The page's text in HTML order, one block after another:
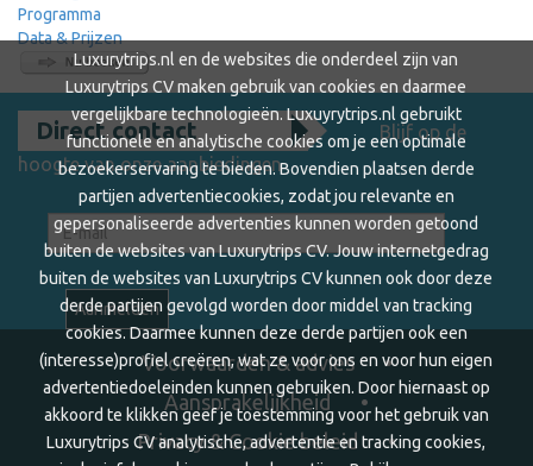
Luxurytrips.nl en de websites die onderdeel zijn van
Luxurytrips CV maken gebruik van cookies en daarmee
vergelijkbare technologieën. Luxuyrytrips.nl gebruikt
functionele en analytische cookies om je een optimale
bezoekerservaring te bieden. Bovendien plaatsen derde
partijen advertentiecookies, zodat jou relevante en
gepersonaliseerde advertenties kunnen worden getoond
buiten de websites van Luxurytrips CV. Jouw internetgedrag
buiten de websites van Luxurytrips CV kunnen ook door deze
derde partijen gevolgd worden door middel van tracking
cookies. Daarmee kunnen deze derde partijen ook een
(interesse)profiel creëren, wat ze voor ons en voor hun eigen
advertentiedoeleinden kunnen gebruiken. Door hiernaast op
akkoord te klikken geef je toestemming voor het gebruik van
Luxurytrips CV analytische, advertentie en tracking cookies,
Programma
Data & Prijzen
Direct contact
Blijf op de
hoogte van onze aanbiedingen
Voorwaarden & advies
Aansprakelijkheid
Privacy & Cookie beleid